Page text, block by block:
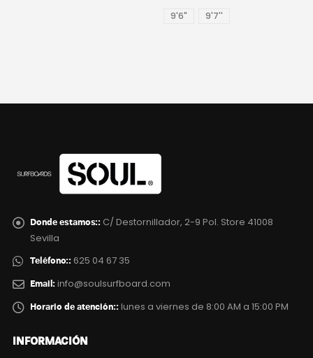
9'6" 9'7''
Donde estamos:: C/ Destornillador, 2-9 Pol. Store 41008
Sevilla
Teléfono:: 625 04 67 35
Email: info@soulsurfboard.com
Horario de atención:: lunes a viernes de 8:00 AM a 15:00 PM
INFORMACIÓN